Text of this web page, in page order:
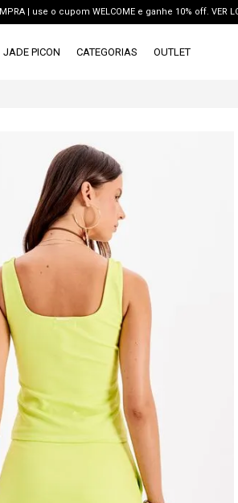
| use o cupom WELCOME e ganhe 10% off. VER
JADE PICON CATEGORIAS OUTLET
calca jeans
calca
saia
conjunto
short
blazer
jaqueta
macacao